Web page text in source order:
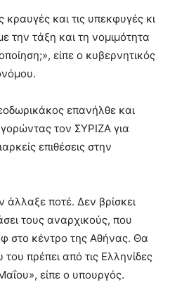
κραυγές και τις υπεκφυγές κι
την τάξη και τη νομιμότητα
είπε ο κυβερνητικός
επανήλθε και
τον ΣΥΡΙΖΑ για
επιθέσεις στην
άλλαξε ποτέ. Δεν βρίσκει
τους αναρχικούς, που
στο κέντρο της Αθήνας. Θα
πρέπει από τις Ελληνίδες
είπε ο υπουργός.